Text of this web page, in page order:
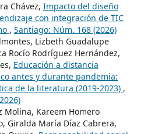
Chávez, Impacto del diseño
con integración de TIC
, Santiago: Núm. 168 (2026)
Lizbeth Guadalupe
Rocío Rodríguez Hernández,
Educación a distancia
antes y durante pandemia:
de la literatura (2019-2023) ,
Molina, Kareem Homero
Giralda María Díaz Cabrera,